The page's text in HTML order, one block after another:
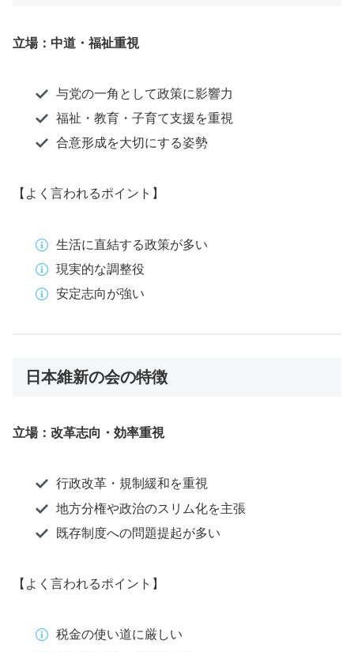
立場：中道・福祉重視
与党の一角として政策に影響力
福祉・教育・子育て支援を重視
合意形成を大切にする姿勢
【よく言われるポイント】
生活に直結する政策が多い
現実的な調整役
安定志向が強い
日本維新の会の特徴
立場：改革志向・効率重視
行政改革・規制緩和を重視
地方分権や政治のスリム化を主張
既存制度への問題提起が多い
【よく言われるポイント】
税金の使い道に厳しい